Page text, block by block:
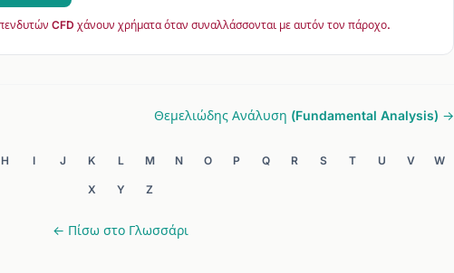
CFD χάνουν χρήματα όταν συναλλάσσονται με αυτόν τον πάροχο.
Θεμελιώδης Ανάλυση (Fundamental Analysis) →
H I J K L M N O P Q R S T U V W
X Y Z
← Πίσω στο Γλωσσάρι